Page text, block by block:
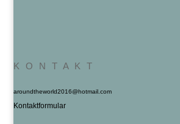
K O N T A K T
aroundtheworld2016@hotmail.com
Kontaktformular